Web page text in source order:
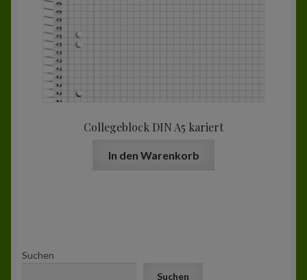
Collegeblock DIN A5 kariert
In den Warenkorb
Suchen
Suchen